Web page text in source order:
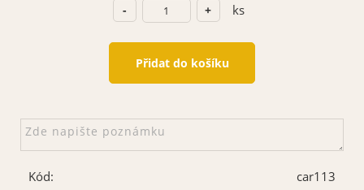
ks
Kód:
car113